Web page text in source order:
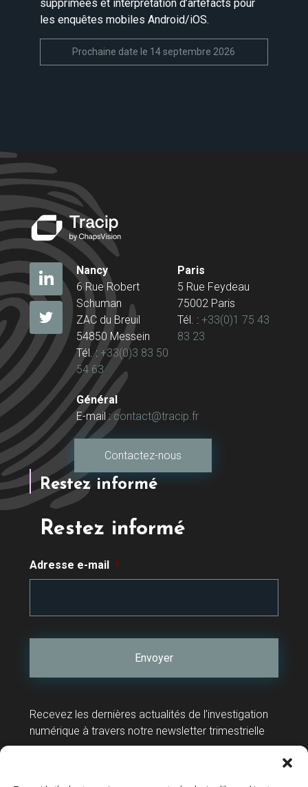
supprimées et interprétation d’artefacts pour
les enquêtes mobiles Android/iOS.
Prochaine date le 14 septembre 2026
Nancy
6 Rue Robert
Schuman
ZAC du Breuil
54850 Messein
Tél. : +33(0)3 83 50
54 63
Paris
5 Rue Feydeau
75002 Paris
Tél. : +33(0)1 75 43
83 23
Général
E-mail :contact@tracip.fr
Contactez-nous
Restez informé
Restez informé
Adresse e-mail *
Recevez les dernières actualités de l’investigation
numérique à travers notre newsletter trimestrielle